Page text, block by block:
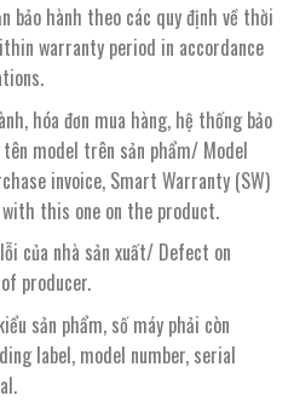
bảo hành theo các quy định về thời
warranty period in accordance
hóa đơn mua hàng, hệ thống bảo
model trên sản phẩm/ Model
invoice, Smart Warranty (SW)
this one on the product.
của nhà sản xuất/ Defect on
producer.
sản phẩm, số máy phải còn
label, model number, serial